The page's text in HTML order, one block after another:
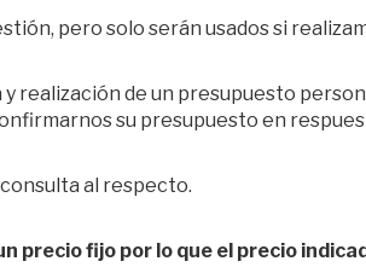
pero solo serán usados si
realización de un presupuesto
al respecto.
precio fijo por lo que el precio